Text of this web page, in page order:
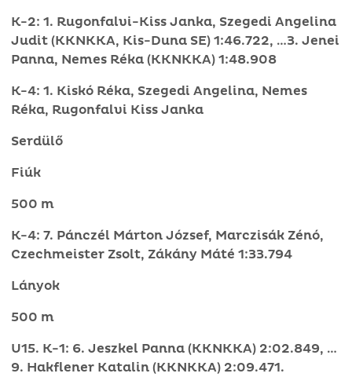
K-2: 1. Rugonfalvi-Kiss Janka, Szegedi Angelina
Judit (KKNKKA, Kis-Duna SE) 1:46.722, …3. Jenei
Panna, Nemes Réka (KKNKKA) 1:48.908
K-4: 1. Kiskó Réka, Szegedi Angelina, Nemes
Réka, Rugonfalvi Kiss Janka
Serdülő
Fiúk
500 m
K-4: 7. Pánczél Márton József, Marczisák Zénó,
Czechmeister Zsolt, Zákány Máté 1:33.794
Lányok
500 m
U15. K-1: 6. Jeszkel Panna (KKNKKA) 2:02.849, …
9. Hakflener Katalin (KKNKKA) 2:09.471.